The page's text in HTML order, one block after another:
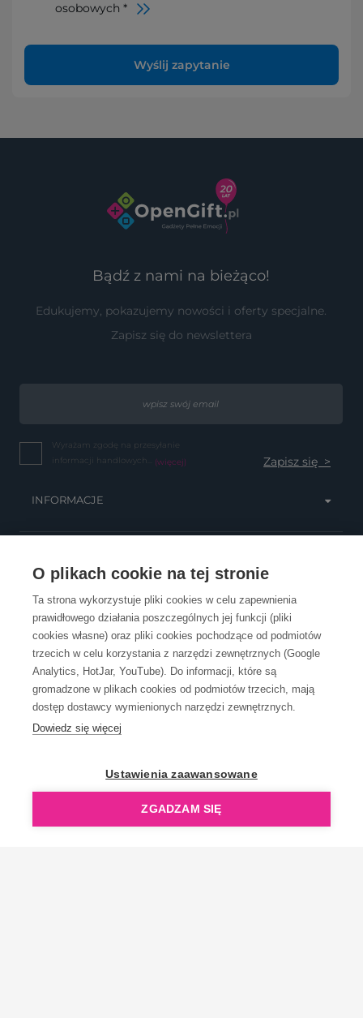
O plikach cookie na tej stronie
Ta strona wykorzystuje pliki cookies w celu zapewnienia
prawidłowego działania poszczególnych jej funkcji (pliki
cookies własne) oraz pliki cookies pochodzące od podmiotów
trzecich w celu korzystania z narzędzi zewnętrznych (Google
Analytics, HotJar, YouTube). Do informacji, które są
gromadzone w plikach cookies od podmiotów trzecich, mają
dostęp dostawcy wymienionych narzędzi zewnętrznych.
Dowiedz się więcej
Ustawienia zaawansowane
ZGADZAM SIĘ
osobowych *
Wyślij zapytanie
Bądź z nami na bieżąco!
Edukujemy, pokazujemy nowości i oferty specjalne.
Zapisz się do newslettera
Wyrażam zgodę na przesyłanie
informacji handlowych... (więcej)
INFORMACJE
OBSŁUGA KLIENTA
KONTAKT
OpenGift jest częścią ReflectGroup.